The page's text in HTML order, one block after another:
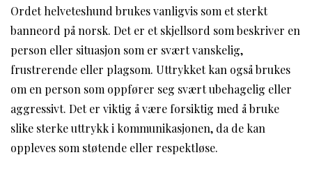
Ordet helveteshund brukes vanligvis som et sterkt
banneord på norsk. Det er et skjellsord som beskriver en
person eller situasjon som er svært vanskelig,
frustrerende eller plagsom. Uttrykket kan også brukes
om en person som oppfører seg svært ubehagelig eller
aggressivt. Det er viktig å være forsiktig med å bruke
slike sterke uttrykk i kommunikasjonen, da de kan
oppleves som støtende eller respektløse.